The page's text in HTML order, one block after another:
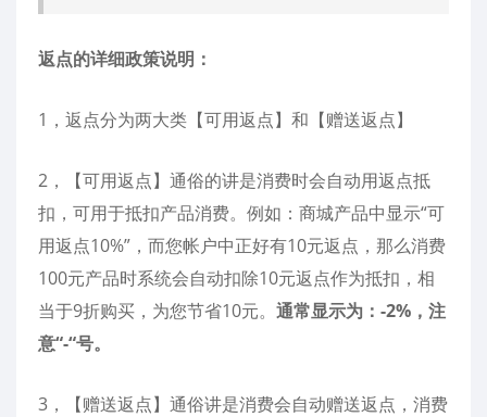
返点的详细政策说明：
1，返点分为两大类【可用返点】和【赠送返点】
2，【可用返点】通俗的讲是消费时会自动用返点抵
扣，可用于抵扣产品消费。例如：商城产品中显示“可
用返点10%”，而您帐户中正好有10元返点，那么消费
100元产品时系统会自动扣除10元返点作为抵扣，相
当于9折购买，为您节省10元。 通常显示为：-2%，注
意“-“号。
3，【赠送返点】通俗讲是消费会自动赠送返点，消费